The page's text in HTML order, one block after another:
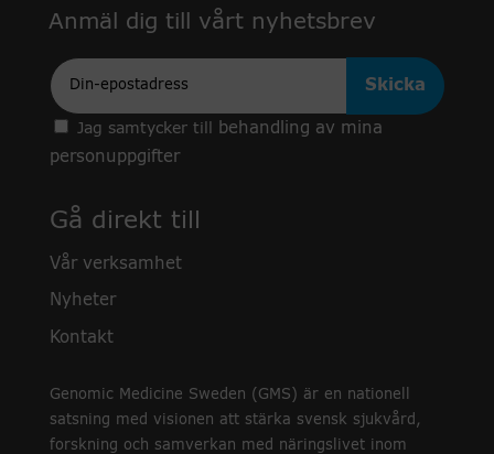
Anmäl dig till vårt nyhetsbrev
Epost
Jag samtycker till
behandling av mina
personuppgifter
Gå direkt till
Vår verksamhet
Nyheter
Kontakt
Genomic Medicine Sweden (GMS) är en nationell
satsning med visionen att stärka svensk sjukvård,
forskning och samverkan med näringslivet inom